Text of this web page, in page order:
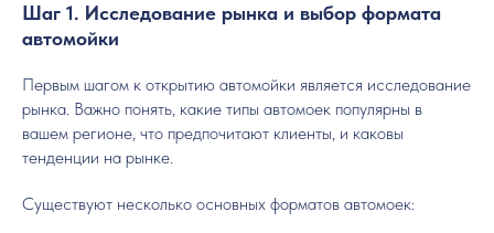
Шаг 1. Исследование рынка и выбор формата
автомойки
Первым шагом к открытию автомойки является исследование
рынка. Важно понять, какие типы автомоек популярны в
вашем регионе, что предпочитают клиенты, и каковы
тенденции на рынке.
Существуют несколько основных форматов автомоек: